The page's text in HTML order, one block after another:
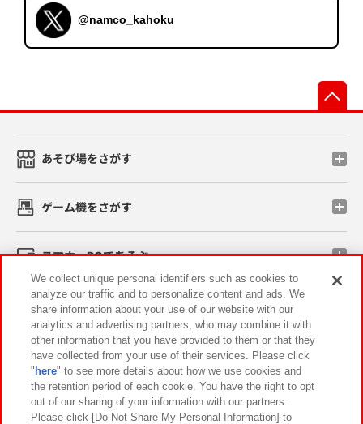
@namco_kahoku
あそび場をさがす
ゲーム機をさがす
スマホ・PCであそぶ
イベント・キャンペーン
関連会社 サステナビリティ サイトポリシー
プライバシーポリシー ウェブアクセシビリティ方針と検証結果
We collect unique personal identifiers such as cookies to
analyze our traffic and to personalize content and ads. We
share information about your use of our website with our
analytics and advertising partners, who may combine it with
other information that you have provided to them or that they
have collected from your use of their services. Please click
" here" to see more details about how we use cookies and
the retention period of each cookie. You have the right to opt
out of our sharing of your information with our partners.
Please click [Do Not Share My Personal Information] to